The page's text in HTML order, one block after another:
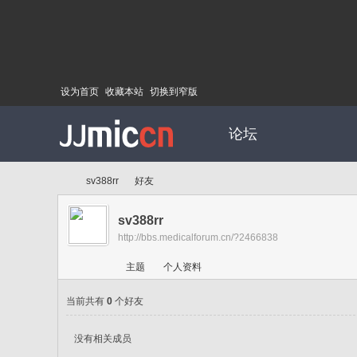
设为首页 收藏本站 切换到窄版
论坛
›
sv388rr 好友
sv388rr
http://bbs.medicalforum.cn/?2466838
主题 个人资料
当前共有 0 个好友
没有相关成员